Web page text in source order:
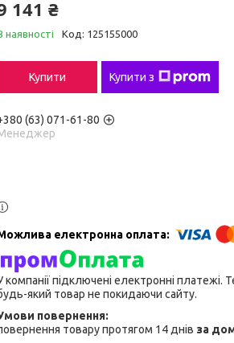
141 ₴
наявності Код: 125155000
Купити Купити з
(63) 071-61-80
компанії підключені електронні
який товар не покидаючи сайту.
товару протягом 14 днів за